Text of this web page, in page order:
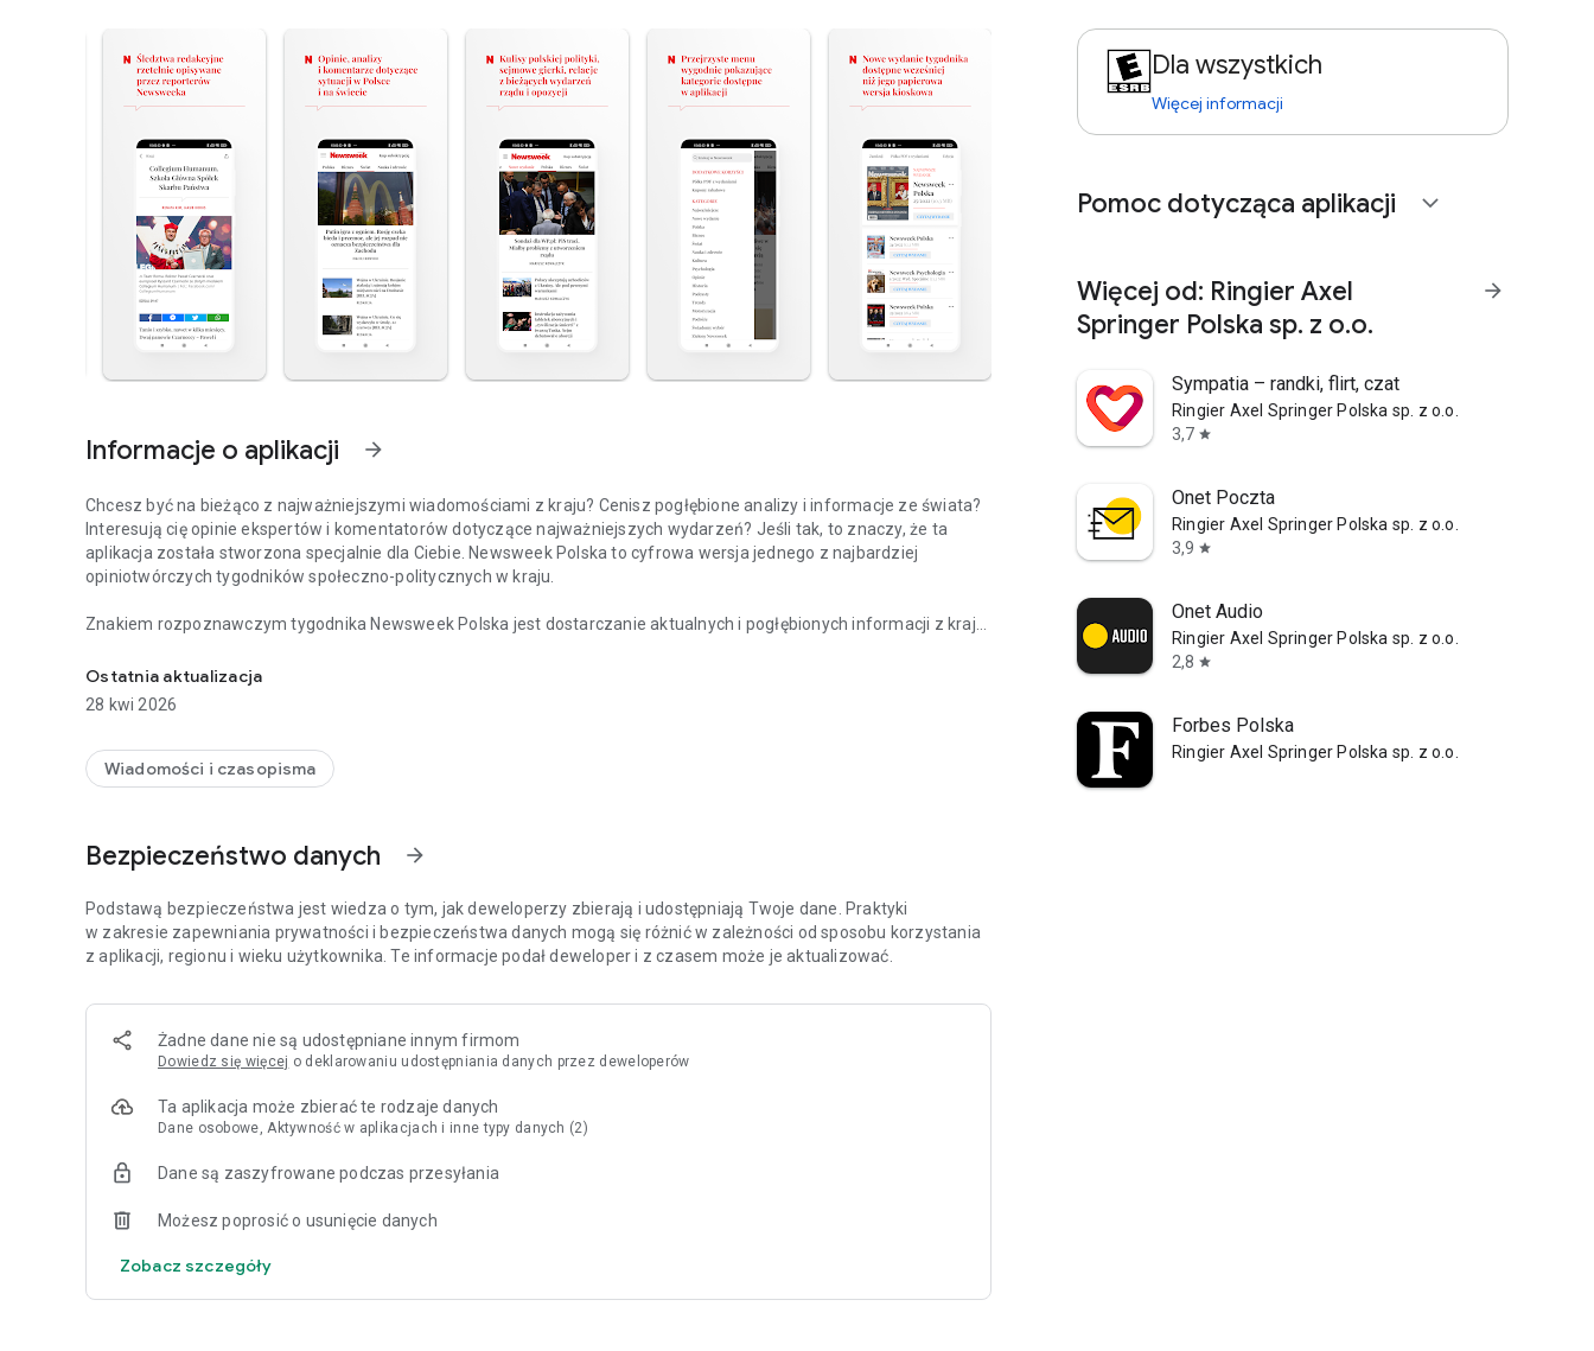
Informacje o aplikacji arrow_forward
Chcesz być na bieżąco z najważniejszymi wiadomościami z kraju? Cenisz pogłębione analizy i informacje ze świata?
Interesują cię opinie ekspertów i komentatorów dotyczące najważniejszych wydarzeń? Jeśli tak, to znaczy, że ta
aplikacja została stworzona specjalnie dla Ciebie. Newsweek Polska to cyfrowa wersja jednego z najbardziej
opiniotwórczych tygodników społeczno-politycznych w kraju.
Znakiem rozpoznawczym tygodnika Newsweek Polska jest dostarczanie aktualnych i pogłębionych informacji z kraju
Tygodnik Newsweek Polska to także wywiady z autorytetami i ciekawymi osobowościami na temat procesów oraz
ważnych wydarzeń zachodzących w Polsce i za granicą.
Meller.
wydań specjalnych.
Więcej szczegółów dotyczących subskrypcji, politykę prywatności oraz zasady użytkowania aplikacji znajdziesz na
stronie: https://premium.onet.pl/regulamin
Ostatnia aktualizacja
28 kwi 2026
Wiadomości i czasopisma
Bezpieczeństwo danych arrow_forward
Podstawą bezpieczeństwa jest wiedza o tym, jak deweloperzy zbierają i udostępniają Twoje dane. Praktyki
w zakresie zapewniania prywatności i bezpieczeństwa danych mogą się różnić w zależności od sposobu korzystania
z aplikacji, regionu i wieku użytkownika. Te informacje podał deweloper i z czasem może je aktualizować.
Żadne dane nie są udostępniane innym firmom
Dowiedz się więcej o deklarowaniu udostępniania danych przez deweloperów
Ta aplikacja może zbierać te rodzaje danych
Dane osobowe, Aktywność w aplikacjach i inne typy danych (2)
Dane są zaszyfrowane podczas przesyłania
Możesz poprosić o usunięcie danych
Zobacz szczegóły
Dla wszystkich
Więcej informacji
Pomoc dotycząca aplikacji expand_more
Więcej od: Ringier Axel
Springer Polska sp. z o.o.
arrow_forward
Sympatia – randki, flirt, czat
Ringier Axel Springer Polska sp. z o.o.
3,7 star
Onet Poczta
Ringier Axel Springer Polska sp. z o.o.
3,9 star
Onet Audio
Ringier Axel Springer Polska sp. z o.o.
2,8 star
Forbes Polska
Ringier Axel Springer Polska sp. z o.o.